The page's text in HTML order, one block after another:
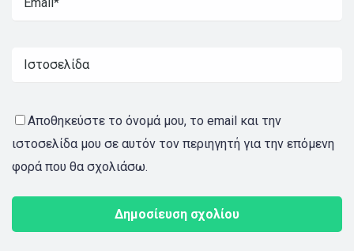
Αποθηκεύστε το όνομά μου, το email και την
ιστοσελίδα μου σε αυτόν τον περιηγητή για την επόμενη
φορά που θα σχολιάσω.